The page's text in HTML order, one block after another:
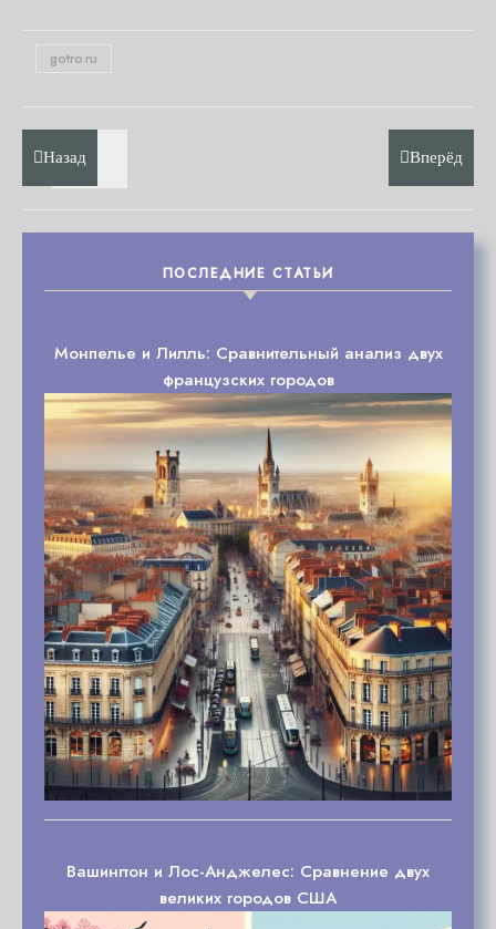
gotro.ru
Назад Вперёд
ПОСЛЕДНИЕ СТАТЬИ
Монпелье и Лилль: Сравнительный анализ двух
французских городов
Вашингтон и Лос-Анджелес: Сравнение двух
великих городов США